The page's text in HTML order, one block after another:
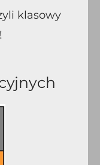
klasowy